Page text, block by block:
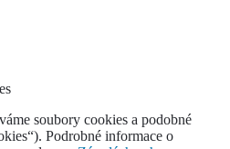
soubory cookies a podobné
Podrobné informace o